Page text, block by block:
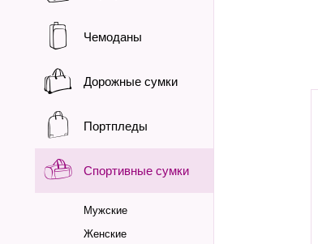
Чемоданы
Дорожные сумки
Портпледы
Спортивные сумки
Мужские
Женские